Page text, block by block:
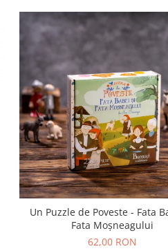
Un Puzzle de Poveste - Fata
Fata Moșneagului
62,00 RON